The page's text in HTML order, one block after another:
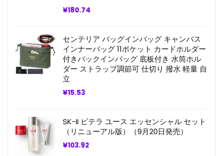
¥180.74
センテリア バッグインバッグ キャンバス
インナーバッグ 11ポケット カードホルダー
付きバックインバッグ 底板付き 水筒ホル
ダー ストラップ調節可 仕切り 撥水 軽量 自
立
¥15.53
SK-II ピテラ ユース エッセンシャル セット
（リニューアル版）（9月20日発売）
¥103.92